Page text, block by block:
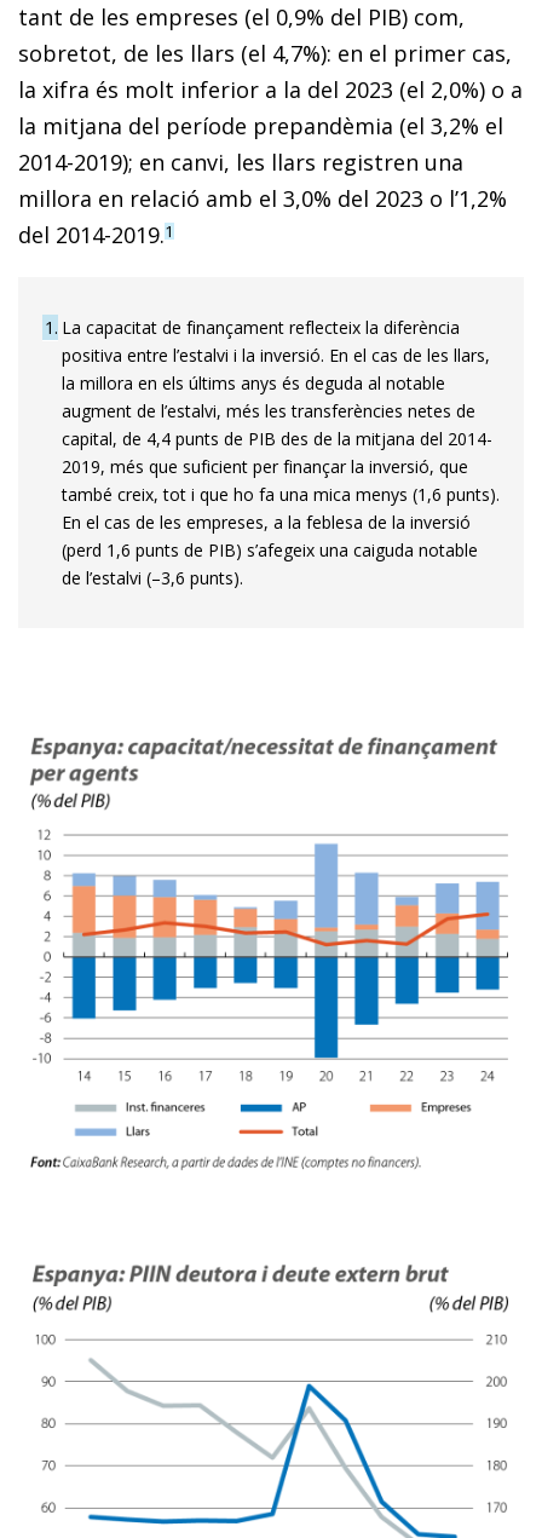
tant de les empreses (el 0,9% del PIB) com,
sobretot, de les llars (el 4,7%): en el primer cas,
la xifra és molt inferior a la del 2023 (el 2,0%) o a
la mitjana del període prepandèmia (el 3,2% el
2014-2019); en canvi, les llars registren una
millora en relació amb el 3,0% del 2023 o l’1,2%
del 2014-2019.1
1 La capacitat de finançament reflecteix la diferència
positiva entre l’estalvi i la inversió. En el cas de les llars,
la millora en els últims anys és deguda al notable
augment de l’estalvi, més les transferències netes de
capital, de 4,4 punts de PIB des de la mitjana del 2014-
2019, més que suficient per finançar la inversió, que
també creix, tot i que ho fa una mica menys (1,6 punts).
En el cas de les empreses, a la feblesa de la inversió
(perd 1,6 punts de PIB) s’afegeix una caiguda notable
de l’estalvi (–3,6 punts).